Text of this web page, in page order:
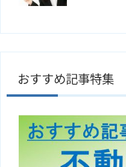
おすすめ記事特集